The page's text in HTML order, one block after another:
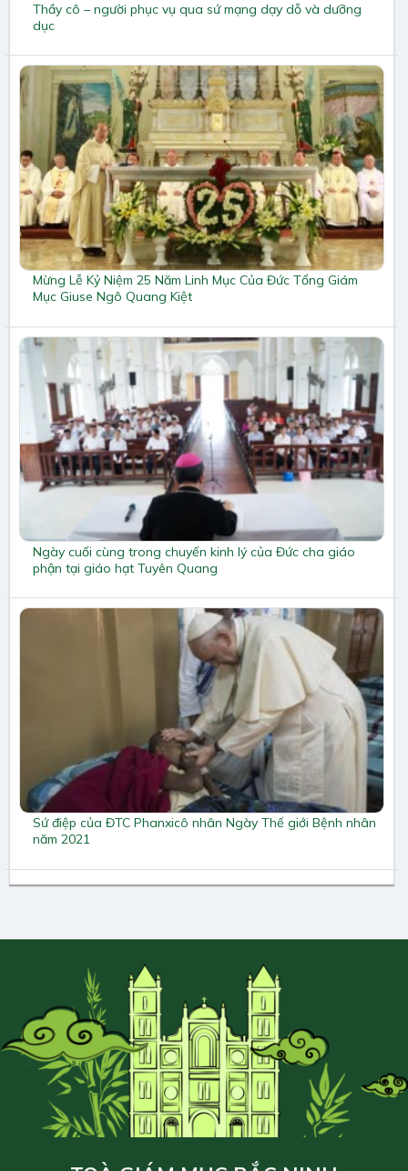
Thầy cô – người phục vụ qua sứ mạng dạy dỗ và dưỡng
dục
Mừng Lễ Kỷ Niệm 25 Năm Linh Mục Của Đức Tổng Giám
Mục Giuse Ngô Quang Kiệt
Ngày cuối cùng trong chuyến kinh lý của Đức cha giáo
phận tại giáo hạt Tuyên Quang
Sứ điệp của ĐTC Phanxicô nhân Ngày Thế giới Bệnh nhân
năm 2021